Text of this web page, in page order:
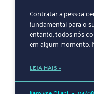
Contratar a pessoa
fundamental para o
entanto, todos nós
em algum momento.
LEIA MAIS »